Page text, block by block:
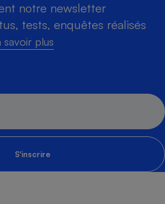
notre newsletter
tests, enquêtes réalisés
savoir plus
S'inscrire